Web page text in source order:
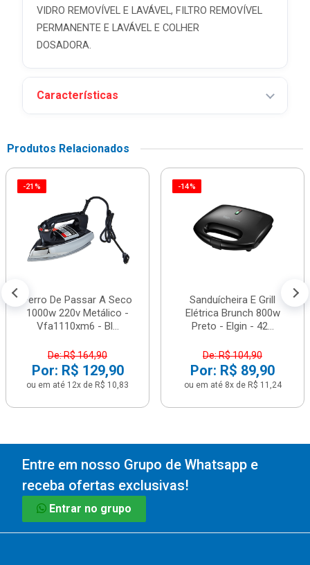
VIDRO REMOVÍVEL E LAVÁVEL, FILTRO REMOVÍVEL
PERMANENTE E LAVÁVEL E COLHER
DOSADORA.
Características
Produtos Relacionados
-21%
Ferro De Passar A Seco
1000w 220v Metálico -
Vfa1110xm6 - Bl...
De: R$ 164,90
Por: R$ 129,90
ou em até 12x de R$ 10,83
-14%
Sanduícheira E Grill
Elétrica Brunch 800w
Preto - Elgin - 42...
De: R$ 104,90
Por: R$ 89,90
ou em até 8x de R$ 11,24
Entre em nosso Grupo de Whatsapp e
receba ofertas exclusivas!
Entrar no grupo